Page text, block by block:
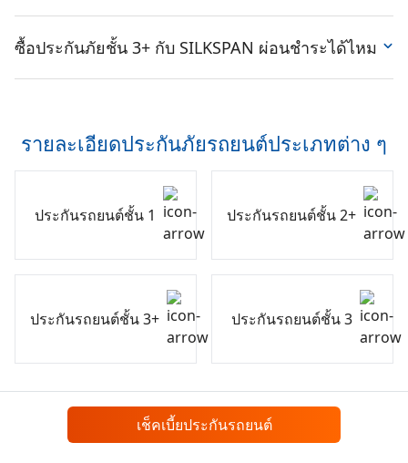
ซ่อมห้างเหมาะสำหรับรถยนต์รุ่นใหม่หรือรถหรูที่ต้องการ
คนที่ต้องการความมั่นใจในคุณภาพการดูแลรถ
บางแผนมีบริการช่วยเหลือฉุกเฉิน และรถสำรองขณะซ่อม ซึ่ง
แผนการซ่อมเหล่านี้จะช่วยให้คุณมั่นใจว่ารถของคุณจะได้รับ
การดูแลอย่างดีหลังเกิดอุบัติเหตุ
หายหรือถูกปล้น หรือเกิดเหตุไฟไหม้
นอกจากนี้ทุนประกันคุ้มครองรถจะอยู่ระหว่าง 100,000 ถึง
กรณีที่เกิดอุบัติเหตุ ประกันรถยนต์ 3+ ให้ความคุ้มครอง
อุบัติเหตุในที่เกิดการที่รถชนรถเท่านั้น ไม่รวมชนเสา รั้ว
นั้นจะทำการส่งเจ้าหน้าที่สำรวจเคลมมาที่จุดเกิดเหตุเพื่อทำ
เรื่องเคลม
แต่ถ้าหากเกิดเหตุชนแล้วหนี อาจใช้หลักฐานจากกล้องหน้า
รถ หรือแจ้งทะเบียนรถที่ทำผิดกับเจ้าหน้าที่ โดยที่คุณไม่
จำเป็นต้องไปทำการเจรจาต่อรองกับคู่กรณีด้วยตัวเองให้ยุ่ง
ยาก แต่ถ้าหากคุณเป็นฝ่ายผิด จะกลายเป็นคดีอาญา ประกัน
ชั้น 3+ ก็ยังรองรับออกค่าใช้จ่ายในการประกันตัวผู้ขับขี่ไว้ให้
ซื้อประกันภัยชั้น 3+ กับ SILKSPAN ผ่อนชำระได้ไหม
ประกันรถยนต์ชั้น 3+ นำเสนอความสะดวกสบายในการชำระ
ผ่อนชำระประกันรถยนต์ 3+ ด้วยเงินสด นานสูงสุด 10 เดือน
ผ่อนชำระผ่านบัตรเครดิต นานสูงสุด 10 เดือน
โอนเงินผ่านบัญชีธนาคาร ซึ่งรองรับการโอนเงินจากทุก
ธนาคาร
ใช้บริการชำระผ่านทางเคาน์เตอร์เซอร์วิสที่ 7-11 ทุกสาขา
ด้วยหลายช่องทางในการชำระเบี้ยประกันรถยนต์ชั้น 3+ นี้ จึง
ทำให้คุณสามารถเลือกวิธีการชำระที่เหมาะสมกับความ
สะดวกสบายของตัวเองได้ง่ายขึ้น
รายละเอียดประกันภัยรถยนต์ประเภทต่าง ๆ
ประกันรถยนต์ชั้น 1 ประกันรถยนต์ชั้น 2+
ประกันรถยนต์ชั้น 3+ ประกันรถยนต์ชั้น 3
เช็คเบี้ยประกันรถยนต์